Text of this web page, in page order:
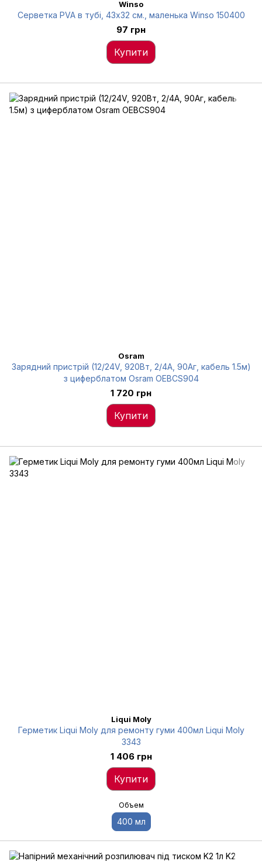
Winso
Серветка PVA в тубі, 43x32 см., маленька Winso 150400
97 грн
Купити
Osram
Зарядний пристрій (12/24V, 920Вт, 2/4А, 90Аг, кабель 1.5м)
з циферблатом Osram OEBCS904
1 720 грн
Купити
Liqui Moly
Герметик Liqui Moly для ремонту гуми 400мл Liqui Moly
3343
1 406 грн
Купити
Объем
400 мл